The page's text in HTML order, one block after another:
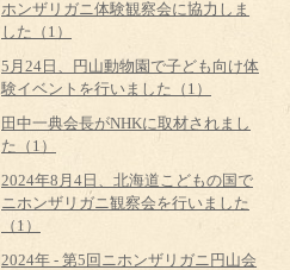
ホンザリガニ体験観察会に協力しま
した（1）
5月24日、円山動物園で子ども向け体
験イベントを行いました（1）
田中一典会長がNHKに取材されまし
た（1）
2024年8月4日、北海道こどもの国で
ニホンザリガニ観察会を行いました
（1）
2024年 - 第5回ニホンザリガニ円山会